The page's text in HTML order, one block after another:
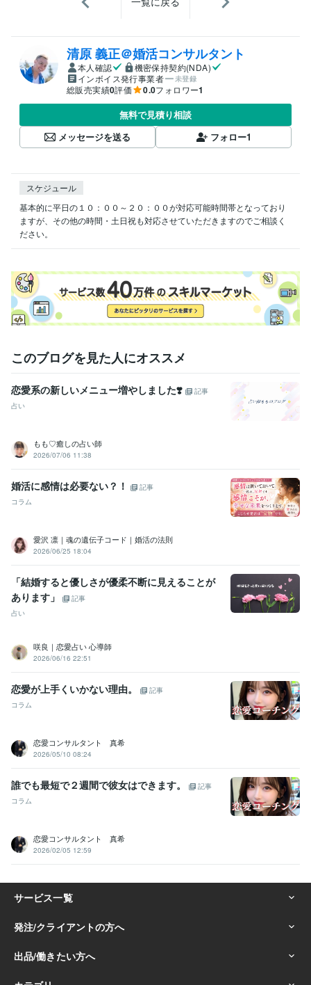
清原 義正＠婚活コンサルタント
本人確認
機密保持契約(NDA)
インボイス発行事業者
未登録
総販売実績0評価 0.0フォロワー1
無料で見積り相談
メッセージを送る
フォロー1
スケジュール
基本的に平日の１０：００～２０：００が対応可能時間帯となっており
ますが、その他の時間・土日祝も対応させていただきますのでご相談く
ださい。
このブログを見た人にオススメ
恋愛系の新しいメニュー増やしました❣️
記事
占い
もも♡癒しの占い師
2026/07/06 11:38
婚活に感情は必要ない？！
記事
コラム
愛沢 凛｜魂の遺伝子コード｜婚活の法則
2026/06/25 18:04
「結婚すると優しさが優柔不断に見えることが
あります」
記事
占い
咲良｜恋愛占い 心導師
2026/06/16 22:51
恋愛が上手くいかない理由。
記事
コラム
恋愛コンサルタント 真希
2026/05/10 08:24
誰でも最短で２週間で彼女はできます。
記事
コラム
恋愛コンサルタント 真希
2026/02/05 12:59